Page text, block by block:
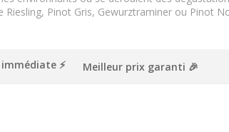
Séjour oenologique Epernay
Week end dégustation vin et spa
Pinot Gris, Gewurztraminer ou Pinot
⚡️ Meilleur prix garanti 🎉